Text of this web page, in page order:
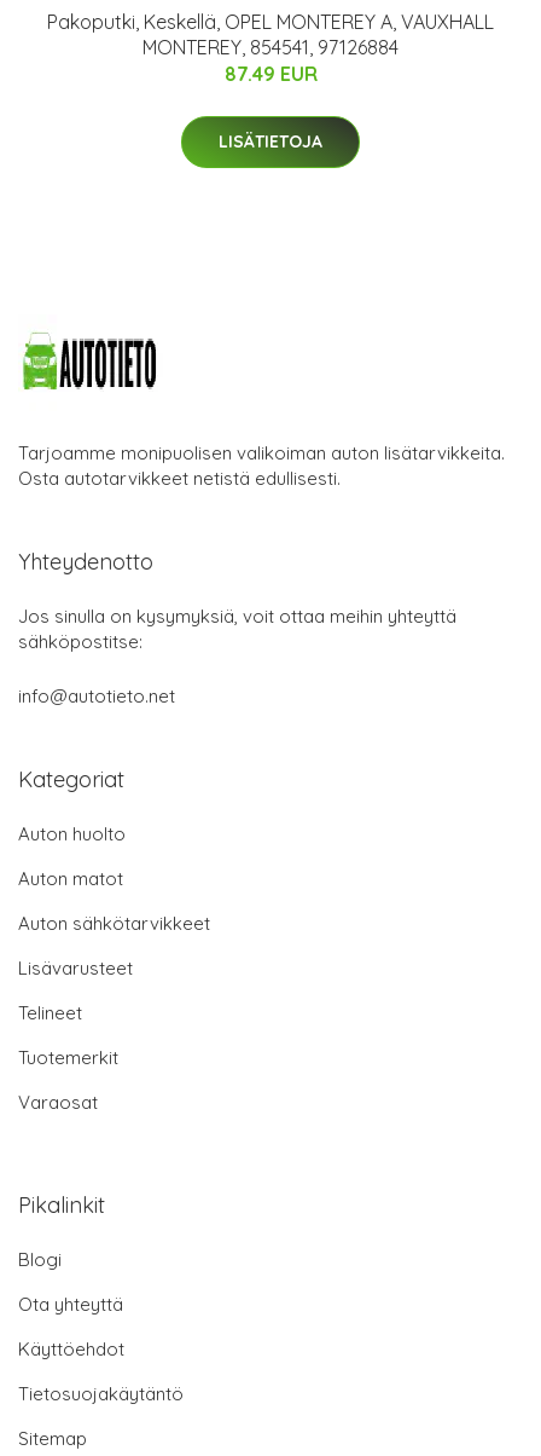
Pakoputki, Keskellä, OPEL MONTEREY A, VAUXHALL
MONTEREY, 854541, 97126884
87.49 EUR
LISÄTIETOJA
Tarjoamme monipuolisen valikoiman auton lisätarvikkeita.
Osta autotarvikkeet netistä edullisesti.
Yhteydenotto
Jos sinulla on kysymyksiä, voit ottaa meihin yhteyttä
sähköpostitse:
info@autotieto.net
Kategoriat
Auton huolto
Auton matot
Auton sähkötarvikkeet
Lisävarusteet
Telineet
Tuotemerkit
Varaosat
Pikalinkit
Blogi
Ota yhteyttä
Käyttöehdot
Tietosuojakäytäntö
Sitemap